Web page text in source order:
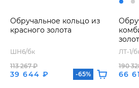
Обручальное кольцо из
красного золота
ШН6/бк
39 644 ₽
113 267 ₽
-65%
ЛТ-1/
66
190